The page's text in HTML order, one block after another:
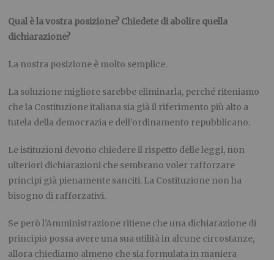
Qual è la vostra posizione? Chiedete di abolire quella
dichiarazione?
La nostra posizione è molto semplice.
La soluzione migliore sarebbe eliminarla, perché riteniamo
che la Costituzione italiana sia già il riferimento più alto a
tutela della democrazia e dell’ordinamento repubblicano.
Le istituzioni devono chiedere il rispetto delle leggi, non
ulteriori dichiarazioni che sembrano voler rafforzare
principi già pienamente sanciti. La Costituzione non ha
bisogno di rafforzativi.
Se però l’Amministrazione ritiene che una dichiarazione di
principio possa avere una sua utilità in alcune circostanze,
allora chiediamo almeno che sia formulata in maniera